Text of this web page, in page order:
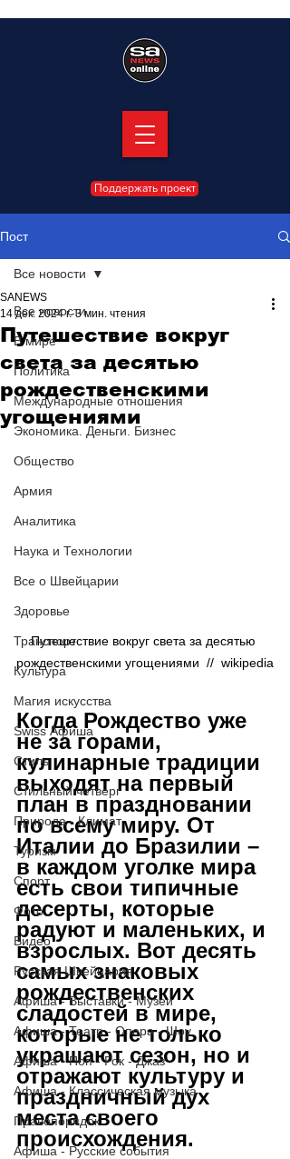
Поддержать проект
Пост
Все новости
В мире
Политика
Международные отношения
Экономика. Деньги. Бизнес
Общество
Армия
Аналитика
Наука и Технологии
Все о Швейцарии
Здоровье
Транспорт
Культура
Магия искусства
Swiss Афиша
Стиль
Стильный четверг
Природа - Климат
Туризм
Спорт
Фото
Видео
Русская Швейцария
Афиша - Выставки - Музеи
Афиша - Театр - Опера - Шоу
Афиша - Поп - Рок - Джаз
Афиша - Классическая музыка
Правопорядок
Афиша - Русские события
Все новости
Путешествие вокруг
света за десятью
рождественскими
угощениями
SANEWS
14 дек. 2024 г. 3 мин. чтения
Путешествие вокруг света за десятью
рождественскими угощениями  //  wikipedia
Когда Рождество уже
не за горами,
кулинарные традиции
выходят на первый
план в праздновании
по всему миру. От
Италии до Бразилии –
в каждом уголке мира
есть свои типичные
десерты, которые
радуют и маленьких, и
взрослых. Вот десять
самых знаковых
рождественских
сладостей в мире,
которые не только
украшают сезон, но и
отражают культуру и
праздничный дух
места своего
происхождения.